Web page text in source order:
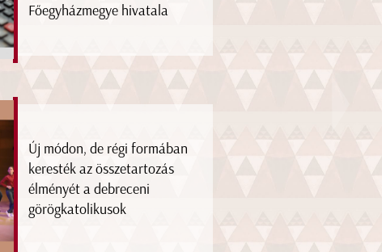
Főegyházmegye hivatala
Új módon, de régi formában
keresték az összetartozás
élményét a debreceni
görögkatolikusok